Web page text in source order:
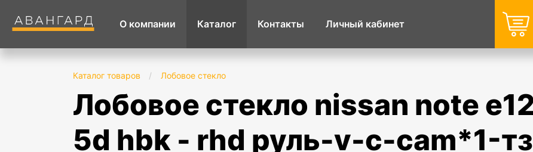
О компании Каталог Контакты Личный кабинет
Каталог товаров / Лобовое стекло
лобовое стекло nissan note e12 (2016-20)
5d hbk - rhd руль-v-c-cam*1-тз